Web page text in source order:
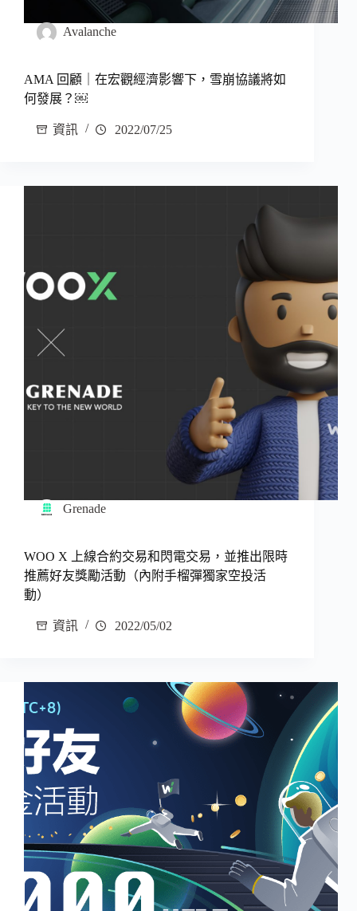
Avalanche
AMA 回顧｜在宏觀經濟影響下，雪崩協議將如
何發展？￼
資訊 2022/07/25
Grenade
WOO X 上線合約交易和閃電交易，並推出限時
推薦好友獎勵活動（內附手榴彈獨家空投活
動）
資訊 2022/05/02